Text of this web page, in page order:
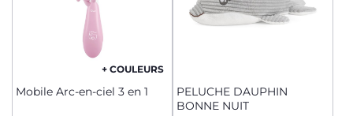
+ COULEURS
Mobile Arc-en-ciel 3 en 1
PELUCHE DAUPHIN
BONNE NUIT